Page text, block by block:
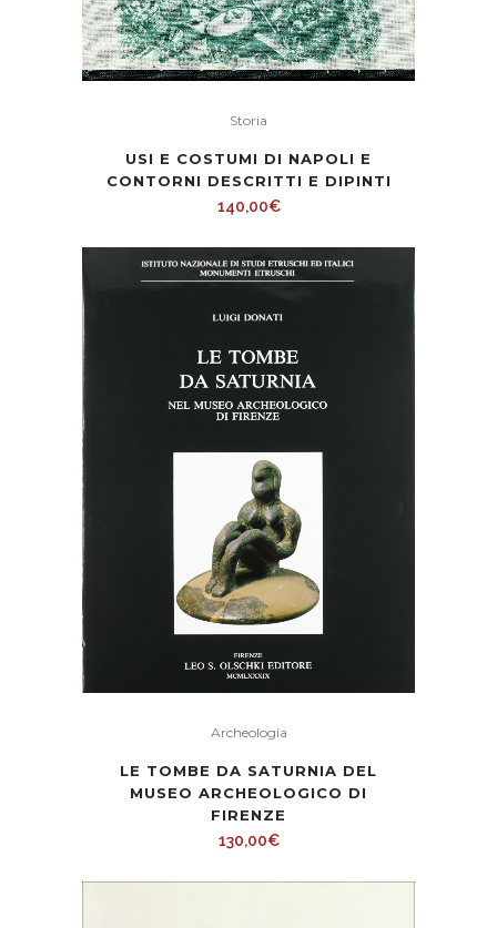
Storia
USI E COSTUMI DI NAPOLI E
CONTORNI DESCRITTI E DIPINTI
140,00€
Archeologia
LE TOMBE DA SATURNIA DEL
MUSEO ARCHEOLOGICO DI
FIRENZE
130,00€